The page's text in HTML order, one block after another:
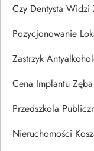
Czy Dentysta Widzi
Pozycjonowanie
Zastrzyk
Cena Implantu
Przedszkola
Nieruchomości